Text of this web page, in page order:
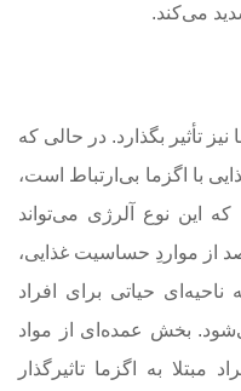
می‌کند.
تأثیر بگذارد. در حالی که
با اگزما بی‌ارتباط است،
این نوع آلرژی می‌تواند
را بدتر کند. در ۸۶ درصد از مواردِ حساسیت غذایی،
حیاتی برای افراد
بخش عمده‌ای‌ از مواد
به اگزما تاثیرگذار